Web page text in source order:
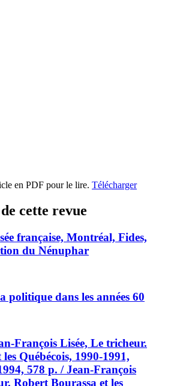
en PDF pour le lire. Télécharger
cette revue
française, Montréal, Fides,
du Nénuphar
politique dans les années 60
François Lisée, Le tricheur.
Québécois, 1990-1991,
578 p. / Jean-François
Robert Bourassa et les